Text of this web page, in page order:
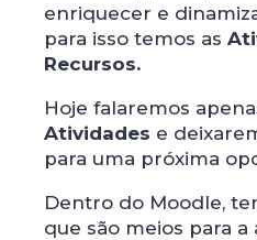
enriquecer e
para isso temos as
Recursos.
Hoje falaremos
Atividades e
para uma próxima
Dentro do Moodle,
que são meios para a